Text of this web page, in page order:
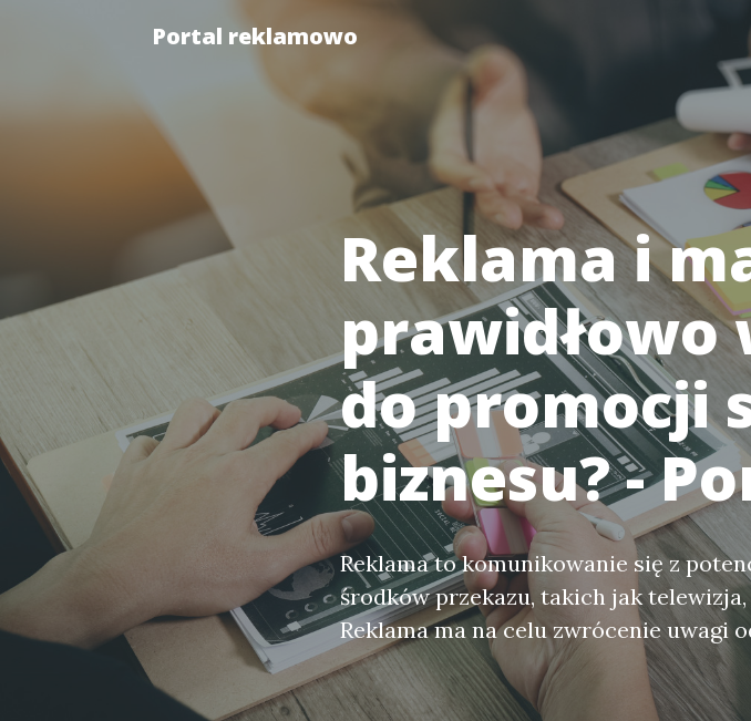
Portal reklamowo
Reklama i
prawidłowo
do promocji
biznesu? -
Reklama to komunikowanie się z
środków przekazu, takich jak
Reklama ma na celu zwrócenie uwagi